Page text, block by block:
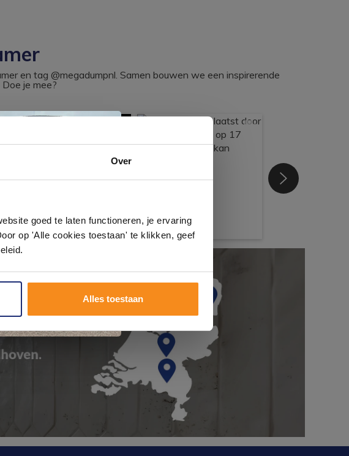
Over
goed te laten functioneren, je ervaring
op 'Alle cookies toestaan' te klikken, geef
Alles toestaan
en tag @megadumpnl. Samen bouwen we een inspirerende
je mee?
in onze
– van
en je vindt tegels
terrein.